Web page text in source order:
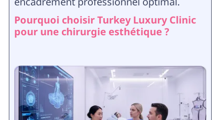
Pourquoi choisir Turkey Luxury Clinic
pour une chirurgie esthétique ?